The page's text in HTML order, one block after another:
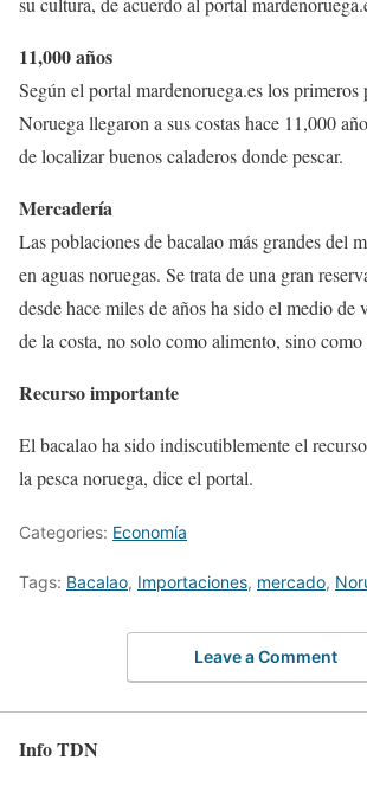
11,000 años
Según el portal mardenoruega.es los primeros
Noruega llegaron a sus costas hace 11,000
de localizar buenos caladeros donde pescar.
Mercadería
Las poblaciones de bacalao más grandes del
en aguas noruegas. Se trata de una gran
desde hace miles de años ha sido el medio de
de la costa, no solo como alimento, sino como
Recurso importante
El bacalao ha sido indiscutiblemente el
la pesca noruega, dice el portal.
Categories: Economía
Tags: Bacalao, Importaciones, mercado,
Leave a Comment
Info TDN